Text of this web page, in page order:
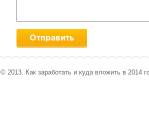
© 2013. Как заработать и куда вложить в 2014